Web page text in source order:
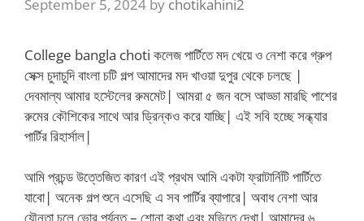
September 5, 2024 by chotikahini2
College bangla choti কলেজ পার্টিতে মদ খেয়ে ও নেশা করে গ্রুপ
সেক্স চুদাচুদি বাংলা চটি গল্প আমাদের মদ খাওয়া দুপুর থেকে চলছে |
দেবমাল্য আমার হস্টেলের রুমমেট| আমরা ৫ জন বসে আড্ডা মারছি পাশের
রুমের কৌশিকের সাথে আর ড্রিন্কও করে যাচ্ছি| এই সবি হচ্ছে সন্ধ্যার
পার্টির রিহার্সাল|
আমি প্রচন্ড উত্তেজিত কারণ এই প্রথম আমি একটা ফ্রাটার্নিটি পার্টিতে
যাবো| অনেক গল্প শুনে এসেছি এ সব পার্টির ব্যাপারে| অবাধ নেশা আর